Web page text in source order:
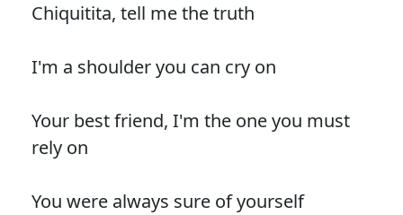
Chiquitita, tell me the truth
I'm a shoulder you can cry on
Your best friend, I'm the one you must
rely on
You were always sure of yourself